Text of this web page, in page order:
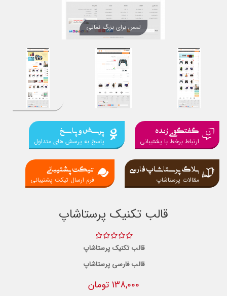
لمس برای بزرگ نمائی
گفتگوی زنده
ارتباط برخط با پشتیبانی
پرسش و پاسخ
پاسخ به پرسش های متداول
بلاگ پرستاشاپ فارسی
مقالات پرستاشاپ
تیکت پشتیبانی
فرم ارسال تیکت پشتیبانی
قالب تکنیک پرستاشاپ
قالب تکنیک پرستاشاپ
قالب فارسی پرستاشاپ
138,000 تومان